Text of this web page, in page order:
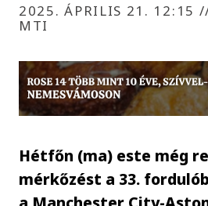
2025. ÁPRILIS 21. 12:15
MTI
Hétfőn (ma) este még
mérkőzést a 33.